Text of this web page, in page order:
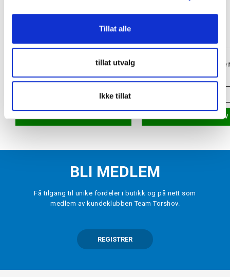
Tillat alle
tillat utvalg
Ikke tillat
Vanlig hockeyslip
kr 100
Vokslisser Hockey
kr 89
LEGG I HANDLEKURV
BLI MEDLEM
Få tilgang til unike fordeler i butikk og på nett som
medlem av kundeklubben Team Torshov.
REGISTRER